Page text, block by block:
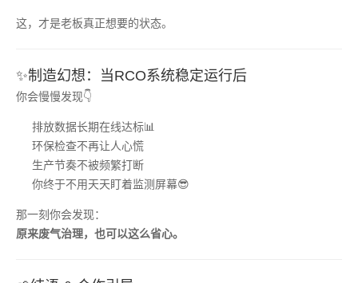
这，才是老板真正想要的状态。
✨制造幻想：当RCO系统稳定运行后
你会慢慢发现👇
排放数据长期在线达标📊
环保检查不再让人心慌
生产节奏不被频繁打断
你终于不用天天盯着监测屏幕😎
那一刻你会发现：
原来废气治理，也可以这么省心。